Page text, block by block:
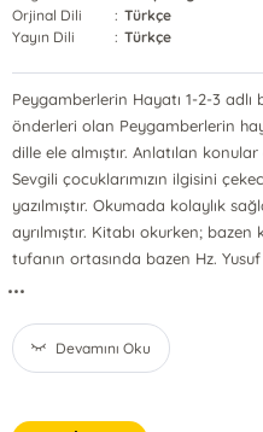
Orjinal Dili
: Türkçe
Yayın Dili
: Türkçe
Peygamberlerin Hayatı 1-2-3
önderleri olan Peygamberlerin
dille ele almıştır. Anlatılan
Sevgili çocuklarımızın ilgisini
yazılmıştır. Okumada kolaylık
ayrılmıştır. Kitabı okurken;
tufanın ortasında bazen Hz.
...
Devamını Oku